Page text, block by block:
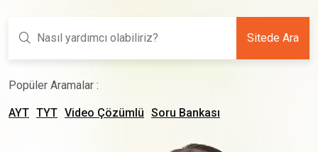
Sitede Ara
Popüler Aramalar :
AYT TYT Video Çözümlü Soru Bankası